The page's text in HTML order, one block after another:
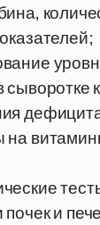
сыворотке
на
и